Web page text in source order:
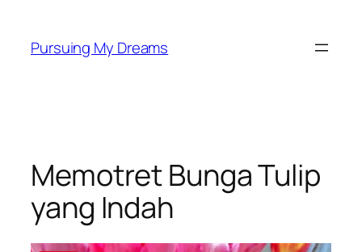
content
Pursuing My Dreams
Memotret Bunga Tulip
yang Indah